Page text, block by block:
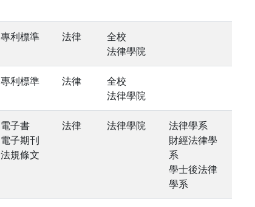
專利標準 法律
全校
法律學院
專利標準 法律
全校
法律學院
電子書
電子期刊
法規條文
法律 法律學院
法律學系
財經法律學
系
學士後法律
學系